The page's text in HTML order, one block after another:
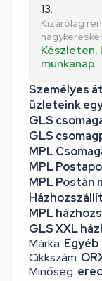
Márka: Egyéb
Cikkszám:
Minőség:
13.
Kizárólag
Készleten,
munkanap
Személyes
üzleteink
GLS
GLS
MPL
MPL
MPL Postán
MPL
GLS XXL